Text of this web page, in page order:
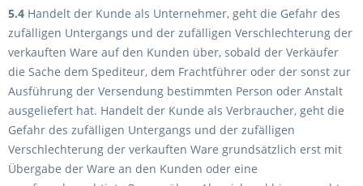
5.4 Handelt der Kunde als Unternehmer, geht die Gefahr des
zufälligen Untergangs und der zufälligen Verschlechterung der
verkauften Ware auf den Kunden über, sobald der Verkäufer
die Sache dem Spediteur, dem Frachtführer oder der sonst zur
Ausführung der Versendung bestimmten Person oder Anstalt
ausgeliefert hat. Handelt der Kunde als Verbraucher, geht die
Gefahr des zufälligen Untergangs und der zufälligen
Verschlechterung der verkauften Ware grundsätzlich erst mit
Übergabe der Ware an den Kunden oder eine